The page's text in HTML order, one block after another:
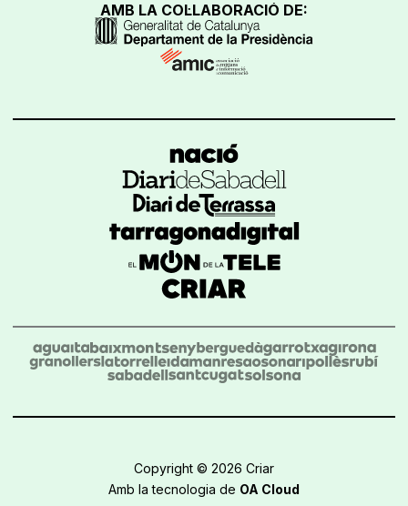
AMB LA COL·LABORACIÓ DE:
Copyright © 2026 Criar
Amb la tecnologia de OA Cloud